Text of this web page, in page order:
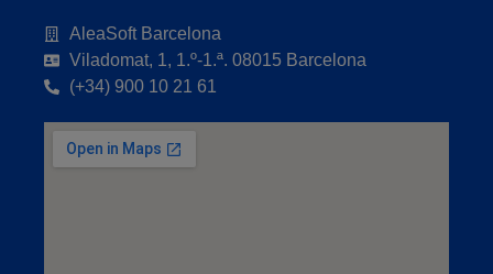
AleaSoft Barcelona
Viladomat, 1, 1.º-1.ª. 08015 Barcelona
(+34) 900 10 21 61